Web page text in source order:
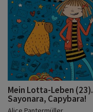
Mein Lotta-Leben (23).
Sayonara, Capybara!